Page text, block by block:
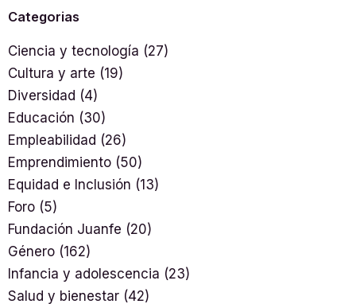
Categorias
Ciencia y tecnología (27)
Cultura y arte (19)
Diversidad (4)
Educación (30)
Empleabilidad (26)
Emprendimiento (50)
Equidad e Inclusión (13)
Foro (5)
Fundación Juanfe (20)
Género (162)
Infancia y adolescencia (23)
Salud y bienestar (42)